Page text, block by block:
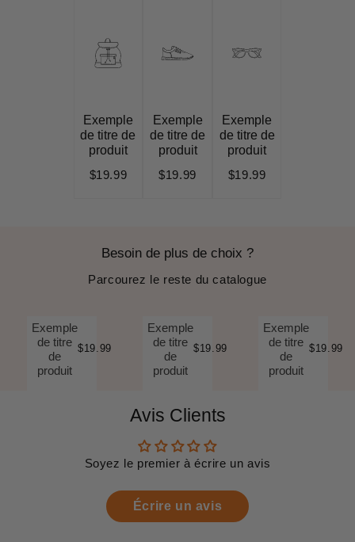
Exemple
de titre de
produit
$19.99
Exemple
de titre de
produit
$19.99
Exemple
de titre de
produit
$19.99
Besoin de plus de choix ?
Parcourez le reste du catalogue
Exemple
de titre
de
produit
$19.99
Exemple
de titre
de
produit
$19.99
Exemple
de titre
de
produit
$19.99
Avis Clients
Soyez le premier à écrire un avis
Écrire un avis